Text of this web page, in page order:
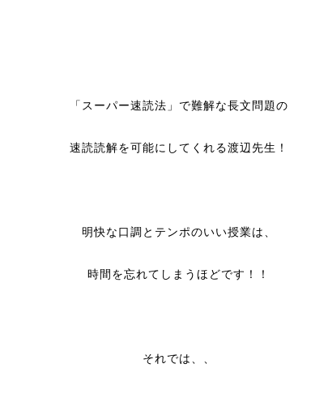
「スーパー速読法」で難解な長文問題の
速読読解を可能にしてくれる渡辺先生！
明快な口調とテンポのいい授業は、
時間を忘れてしまうほどです！！
それでは、、